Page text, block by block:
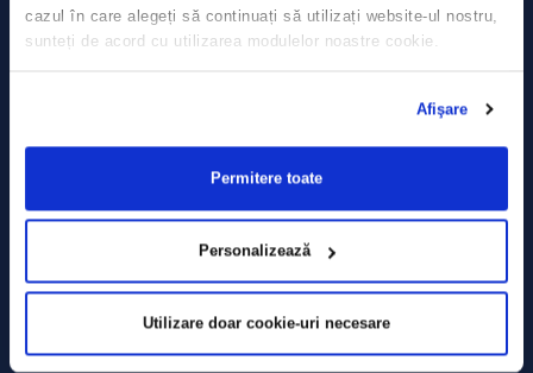
cazul în care alegeți să continuați să utilizați website-ul nostru,
sunteți de acord cu utilizarea modulelor noastre cookie.
Afişare
Permitere toate
Personalizează
Utilizare doar cookie-uri necesare